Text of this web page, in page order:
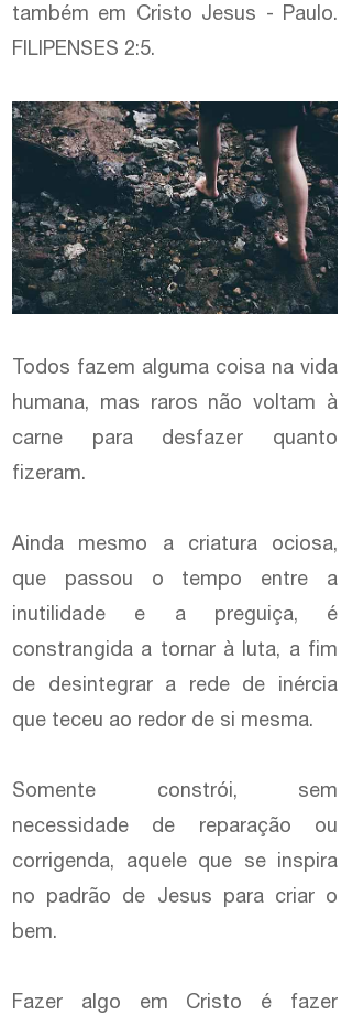
também em Cristo Jesus - Paulo.
FILIPENSES 2:5.
Todos fazem alguma coisa na vida
humana, mas raros não voltam à
carne para desfazer quanto
fizeram.
Ainda mesmo a criatura ociosa,
que passou o tempo entre a
inutilidade e a preguiça, é
constrangida a tornar à luta, a fim
de desintegrar a rede de inércia
que teceu ao redor de si mesma.
Somente constrói, sem
necessidade de reparação ou
corrigenda, aquele que se inspira
no padrão de Jesus para criar o
bem.
Fazer algo em Cristo é fazer